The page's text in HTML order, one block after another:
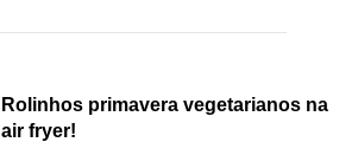
Rolinhos primavera vegetarianos na
air fryer!